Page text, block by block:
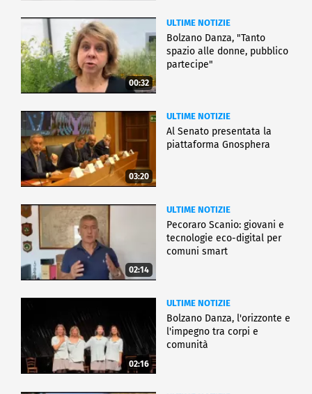
00:32
ULTIME NOTIZIE
Bolzano Danza, "Tanto
spazio alle donne, pubblico
partecipe"
03:20
ULTIME NOTIZIE
Al Senato presentata la
piattaforma Gnosphera
02:14
ULTIME NOTIZIE
Pecoraro Scanio: giovani e
tecnologie eco-digital per
comuni smart
02:16
ULTIME NOTIZIE
Bolzano Danza, l'orizzonte e
l'impegno tra corpi e
comunità